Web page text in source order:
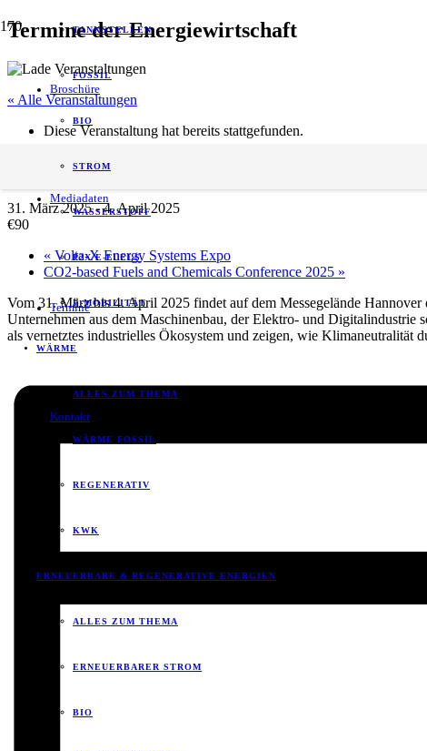
Broschüre
Mediadaten
Termine
Kontakt
TANKSTELLEN
FOSSIL
BIO
STROM
WASSERSTOFF
P2X/E-FUELS
E-MOBILITÄT
WÄRME
ALLES ZUM THEMA
WÄRME FOSSIL
REGENERATIV
KWK
ERNEUERBARE & REGENERATIVE ENERGIEN
ALLES ZUM THEMA
ERNEUERBARER STROM
BIO
Termine der Energiewirtschaft
« Alle Veranstaltungen
Diese Veranstaltung hat bereits stattgefunden.
HANNOVER MESSE 2025
31. März 2025-4. April 2025
€90
« Volta-X Energy Systems Expo
CO2-based Fuels and Chemicals Conference 2025 »
Vom 31. März bis 4. April 2025 findet auf dem Messegelände
Unternehmen aus dem Maschinenbau, der Elektro- und Digitalindustrie
als vernetztes industrielles Ökosystem und zeigen, wie